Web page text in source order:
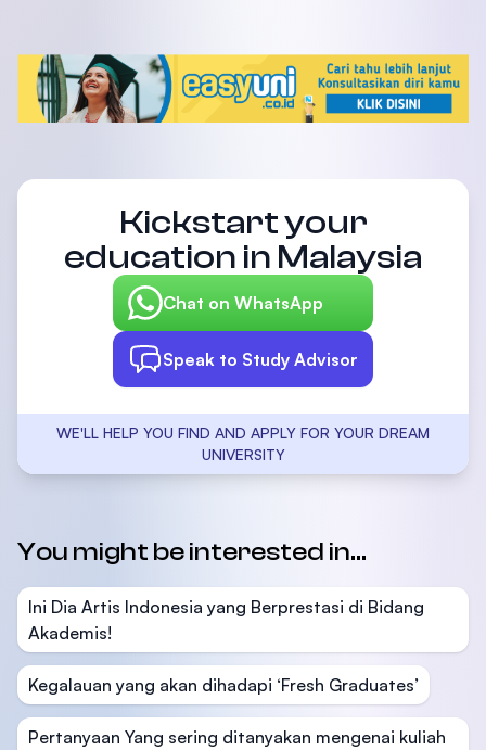
Kickstart your
education in Malaysia
Chat on WhatsApp
Speak to Study Advisor
WE'LL HELP YOU FIND AND APPLY FOR YOUR DREAM
UNIVERSITY
You might be interested in...
Ini Dia Artis Indonesia yang Berprestasi di Bidang
Akademis!
Kegalauan yang akan dihadapi ‘Fresh Graduates’
Pertanyaan Yang sering ditanyakan mengenai kuliah